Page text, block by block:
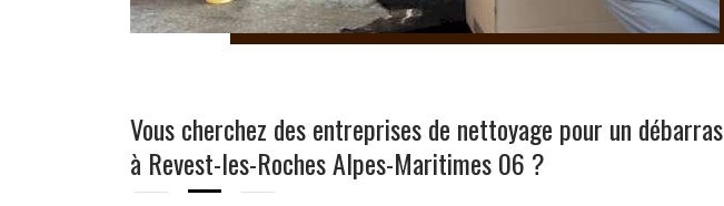
Vous cherchez des entreprises de nettoyage pour un débarras
à Revest-les-Roches Alpes-Maritimes 06 ?